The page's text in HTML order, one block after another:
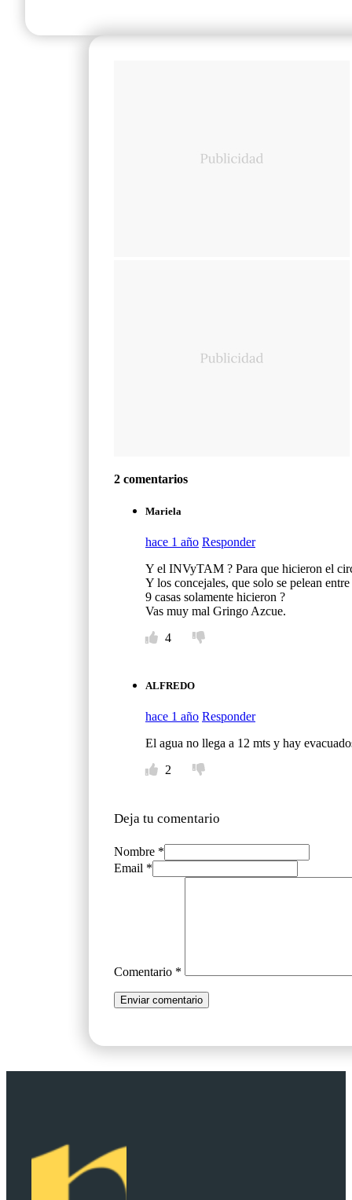
2 comentarios
Mariela
hace 1 año Responder
Y el INVyTAM ? Para que hicieron el
Y los concejales, que solo se pelean
9 casas solamente hicieron ?
Vas muy mal Gringo Azcue.
4
ALFREDO
hace 1 año Responder
El agua no llega a 12 mts y hay
2
Deja tu comentario
Nombre *
Email *
Comentario *